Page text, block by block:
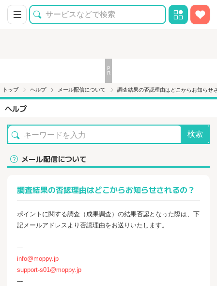
トップ ヘルプ メール配信について 調査結果の否認理由はどこからお知らせ
ヘルプ
検索
メール配信について
調査結果の否認理由はどこからお知らせされるの？
ポイントに関する調査（成果調査）の結果否認となった際は、下
記メールアドレスより否認理由をお送りいたします。
---
info@moppy.jp
support-s01@moppy.jp
---